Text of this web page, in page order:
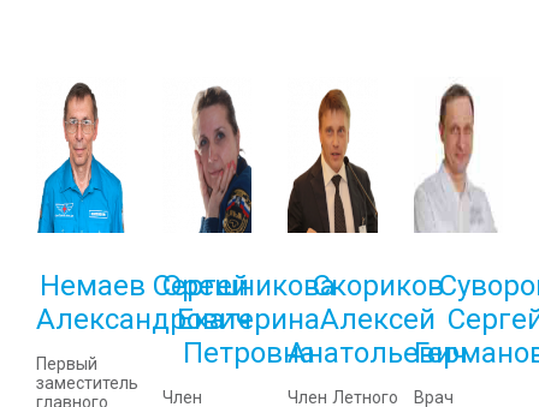
Немаев Сергей
Александрович
Первый
заместитель
главного
Орешникова
Екатерина
Петровна
Член
Скориков
Алексей
Анатольевич
Член Летного
Врач